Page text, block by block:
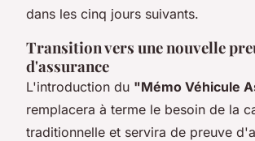
dans les cinq jours suivants.
Transition vers une nouvelle
d'assurance
L'introduction du "Mémo Véhicule
remplacera à terme le besoin de la
traditionnelle et servira de preuve